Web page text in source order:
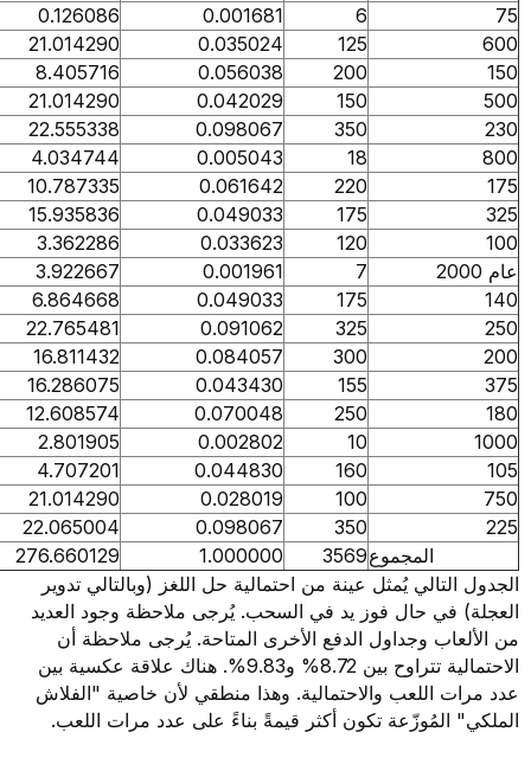
0.001681
0.126086
0.035024
21.014290
0.056038
8.405716
0.042029
21.014290
0.098067
22.555338
0.005043
4.034744
0.061642
10.787335
0.049033
15.935836
0.033623
3.362286
7
0.001961
3.922667
0.049033
6.864668
0.091062
22.765481
0.084057
16.811432
0.043430
16.286075
0.070048
12.608574
0.002802
2.801905
0.044830
4.707201
0.028019
21.014290
0.098067
22.065004
3569
1.000000
276.660129
يُمثل عينة من احتمالية حل اللغز (وبالتالي تدوير
في حال فوز يد في السحب. يُرجى ملاحظة وجود العديد
وجداول الدفع الأخرى المتاحة. يُرجى ملاحظة أن
الاحتمالية تتراوح بين 8.72% و9.83%. هناك علاقة عكسية بين
اللعب والاحتمالية. وهذا منطقي لأن خاصية "الفلاش
المُوزّعة تكون أكثر قيمةً بناءً على عدد مرات اللعب.